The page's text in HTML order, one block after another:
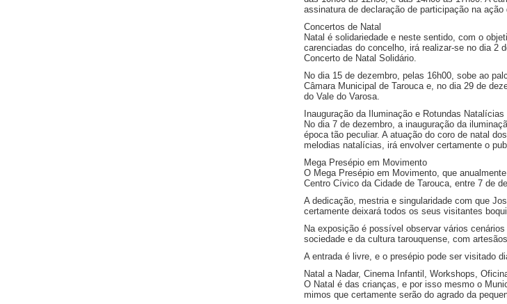
assinatura de declaração de participação na
Concertos de Natal
Natal é solidariedade e neste sentido, com o
carenciadas do concelho, irá realizar-se no dia 2
Concerto de Natal Solidário.
No dia 15 de dezembro, pelas 16h00, sobe ao
Câmara Municipal de Tarouca e, no dia 29 de
do Vale do Varosa.
Inauguração da Iluminação e Rotundas Natalícias
No dia 7 de dezembro, a inauguração da
época tão peculiar. A atuação do coro de natal
melodias natalícias, irá envolver certamente o
Mega Presépio em Movimento
O Mega Presépio em Movimento, que
Centro Cívico da Cidade de Tarouca, entre 7 de
A dedicação, mestria e singularidade com que
certamente deixará todos os seus visitantes
Na exposição é possível observar vários
sociedade e da cultura tarouquense, com
A entrada é livre, e o presépio pode ser visitado
Natal a Nadar, Cinema Infantil, Workshops,
O Natal é das crianças, e por isso mesmo o
mimos que certamente serão do agrado da